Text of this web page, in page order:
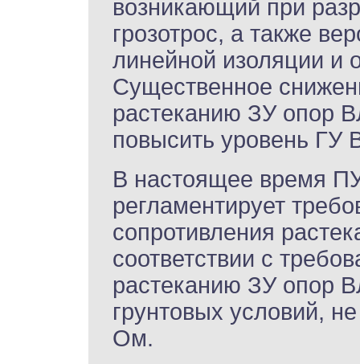
возникающий при
грозотрос, а также
линейной изоляции и
Существенное
растеканию ЗУ опор
повысить уровень ГУ
В настоящее время
регламентирует
сопротивления
соответствии с
растеканию ЗУ опор
грунтовых условий,
Ом.